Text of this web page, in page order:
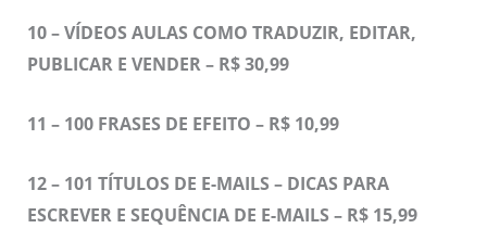
10 – VÍDEOS AULAS COMO TRADUZIR, EDITAR,
PUBLICAR E VENDER – R$ 30,99
11 – 100 FRASES DE EFEITO – R$ 10,99
12 – 101 TÍTULOS DE E-MAILS – DICAS PARA
ESCREVER E SEQUÊNCIA DE E-MAILS – R$ 15,99